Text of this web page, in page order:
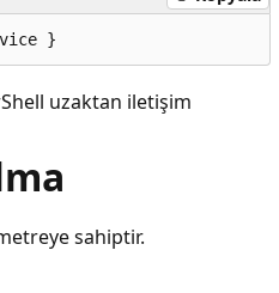
uzaktan iletişim
sahiptir.